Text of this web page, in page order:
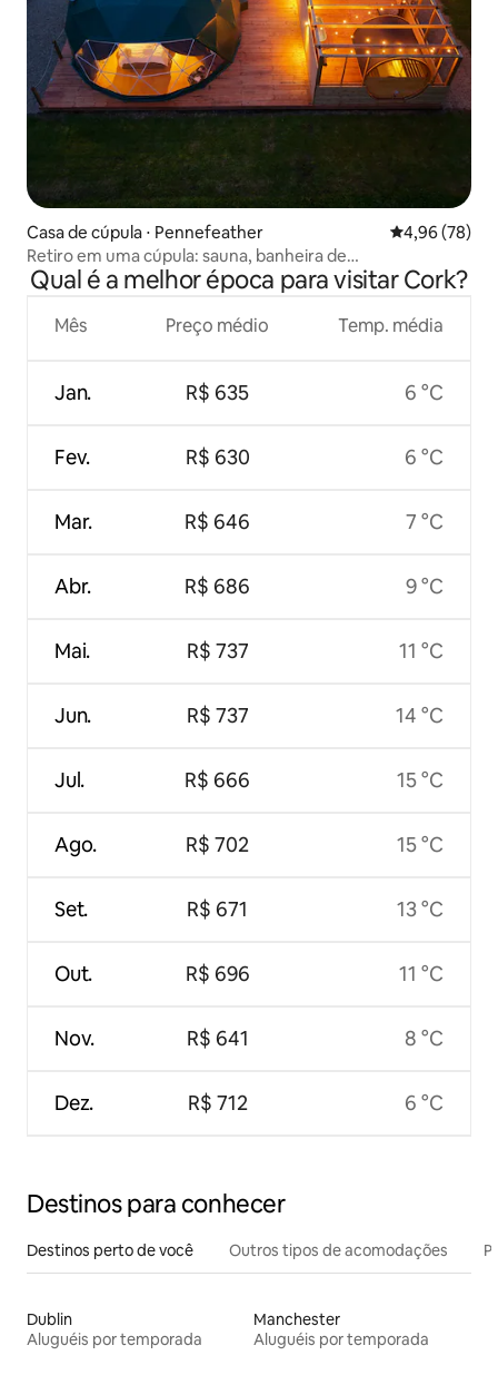
Casa de cúpula ⋅ Pennefeather 4,96 de uma
4,96 (78)
Retiro em uma cúpula: sauna, banheira de
hidromassagem e piscina
Qual é a melhor época para visitar Cork?
Mês
Jan.
Fev.
Mar.
Abr.
Mai.
Jun.
Jul.
Ago.
Set.
Out.
Nov.
Dez.
Preço médio
R$ 635
R$ 630
R$ 646
R$ 686
R$ 737
R$ 737
R$ 666
R$ 702
R$ 671
R$ 696
R$ 641
R$ 712
Temp. média
6 °C
6 °C
7 °C
9 °C
11 °C
14 °C
15 °C
15 °C
13 °C
11 °C
8 °C
6 °C
Destinos para conhecer
Destinos perto de você Outros tipos de acomodações
Dublin
Aluguéis por temporada
Manchester
Aluguéis por temporada